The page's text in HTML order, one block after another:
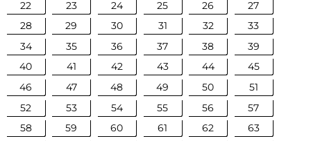
22
23 24 25 26
27
28
29 30 31 32
33
34
35 36 37 38
39
40
41 42 43 44
45
46
47 48 49 50
51
52
53 54 55 56
57
58
59 60 61 62
63